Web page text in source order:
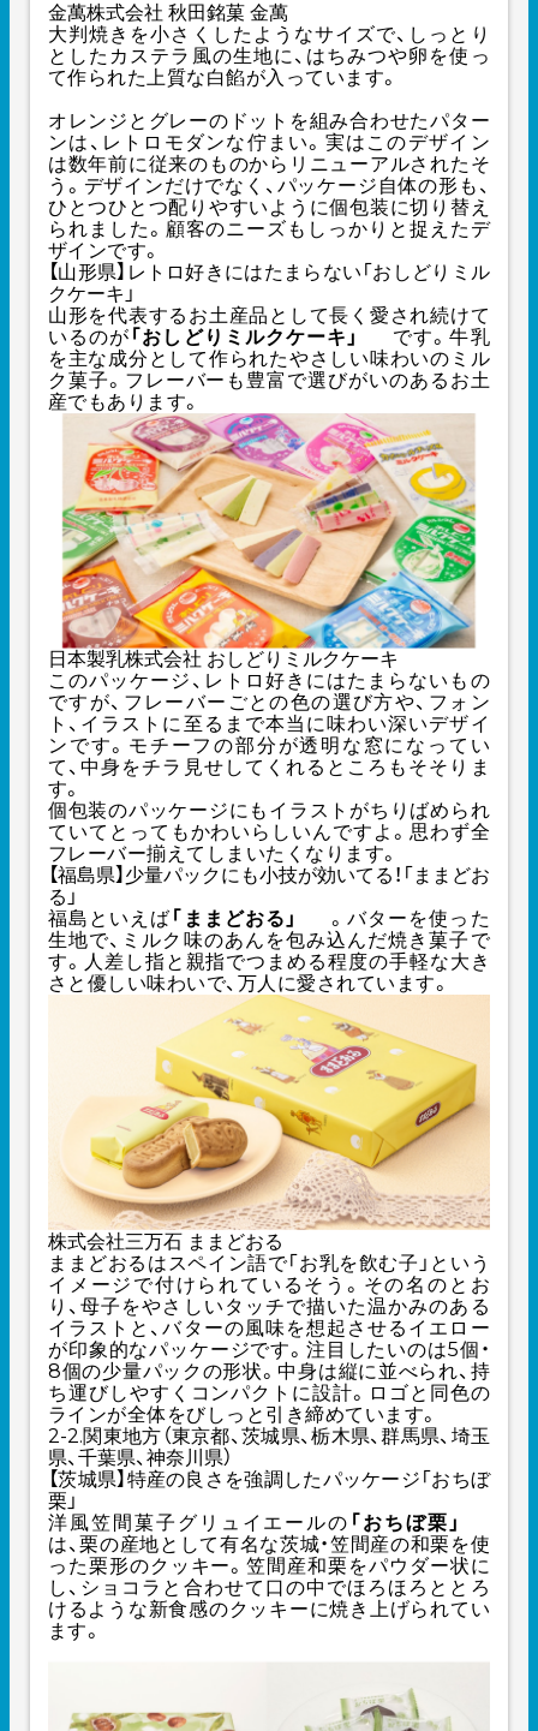
金萬株式会社 秋田銘菓 金萬
大判焼きを小さくしたようなサイズで、しっとり
としたカステラ風の生地に、はちみつや卵を使っ
て作られた上質な白餡が入っています。
オレンジとグレーのドットを組み合わせたパター
ンは、レトロモダンな佇まい。実はこのデザイン
は数年前に従来のものからリニューアルされたそ
う。デザインだけでなく、パッケージ自体の形も、
ひとつひとつ配りやすいように個包装に切り替え
られました。顧客のニーズもしっかりと捉えたデ
ザインです。
【山形県】レトロ好きにはたまらない「おしどりミル
クケーキ」
山形を代表するお土産品として長く愛され続けて
いるのが 「おしどりミルクケーキ」
です。牛乳
を主な成分として作られたやさしい味わいのミル
ク菓子。フレーバーも豊富で選びがいのあるお土
産でもあります。
日本製乳株式会社 おしどりミルクケーキ
このパッケージ、レトロ好きにはたまらないもの
ですが、フレーバーごとの色の選び方や、フォン
ト、イラストに至るまで本当に味わい深いデザイ
ンです。モチーフの部分が透明な窓になってい
て、中身をチラ見せしてくれるところもそそりま
す。
個包装のパッケージにもイラストがちりばめられ
ていてとってもかわいらしいんですよ。思わず全
フレーバー揃えてしまいたくなります。
【福島県】少量パックにも小技が効いてる！「ままどお
る」
福島といえば 「ままどおる」
。バターを使った
生地で、ミルク味のあんを包み込んだ焼き菓子で
す。人差し指と親指でつまめる程度の手軽な大き
さと優しい味わいで、万人に愛されています。
株式会社三万石 ままどおる
ままどおるはスペイン語で「お乳を飲む子」という
イメージで付けられているそう。その名のとお
り、母子をやさしいタッチで描いた温かみのある
イラストと、バターの風味を想起させるイエロー
が印象的なパッケージです。注目したいのは5個・
8個の少量パックの形状。中身は縦に並べられ、持
ち運びしやすくコンパクトに設計。ロゴと同色の
ラインが全体をびしっと引き締めています。
2-2.関東地方（東京都、茨城県、栃木県、群馬県、埼玉
県、千葉県、神奈川県）
【茨城県】特産の良さを強調したパッケージ「おちぼ
栗」
洋風笠間菓子グリュイエールの 「おちぼ栗」
は、栗の産地として有名な茨城・笠間産の和栗を使
った栗形のクッキー。笠間産和栗をパウダー状に
し、ショコラと合わせて口の中でほろほろととろ
けるような新食感のクッキーに焼き上げられてい
ます。